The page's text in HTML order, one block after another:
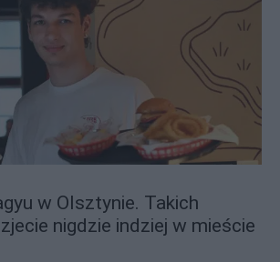
w Olsztynie. Takich
nigdzie indziej w mieście